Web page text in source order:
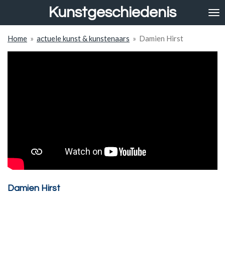
de
hoofdinhoud
Kunstgeschiedenis
Home » actuele kunst & kunstenaars » Damien Hirst
Damien Hirst